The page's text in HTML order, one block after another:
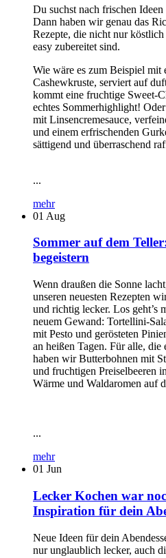
Du suchst nach frischen
Dann haben wir genau das
Rezepte, die nicht nur
easy zubereitet sind.
Wie wäre es zum Beispiel mit
Cashewkruste, serviert auf
kommt eine fruchtige Sweet-
echtes Sommerhighlight!
mit Linsencremesauce,
und einem erfrischenden
sättigend und überraschend
...
mehr
01 Aug
Sommer auf dem
begeistern
Wenn draußen die Sonne
unseren neuesten Rezepten
und richtig lecker. Los geht’s
neuem Gewand: Tortellini-
mit Pesto und gerösteten
an heißen Tagen. Für alle, die
haben wir Butterbohnen mit
und fruchtigen Preiselbeeren
Wärme und Waldaromen auf
...
mehr
01 Jun
Lecker Kochen war
Inspiration für dein
Neue Ideen für dein
nur unglaublich lecker, auch